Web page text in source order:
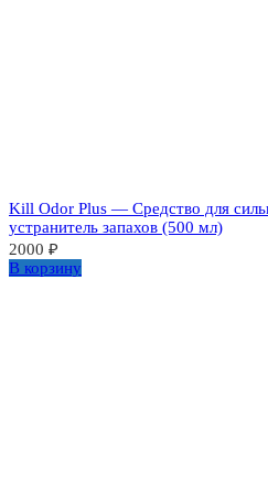
Kill Odor Plus — Средство для
устранитель запахов (500 мл)
2000 ₽
В корзину